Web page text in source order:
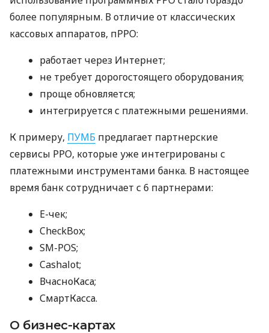
более популярным. В отличие от классических
кассовых аппаратов, пРРО:
работает через Интернет;
не требует дорогостоящего оборудования;
проще обновляется;
интегрируется с платежными решениями.
К примеру, ПУМБ предлагает партнерские
сервисы РРО, которые уже интегрированы с
платежными инструментами банка. В настоящее
время банк сотрудничает с 6 партнерами:
E-чек;
CheckBox;
SM-POS;
Cashalot;
ВчасноКаса;
СмартКасса.
О бизнес-картах